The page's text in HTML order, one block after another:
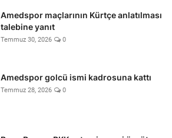
Amedspor maçlarının Kürtçe anlatılması
talebine yanıt
Temmuz 30, 2026 0
Amedspor golcü ismi kadrosuna kattı
Temmuz 28, 2026 0